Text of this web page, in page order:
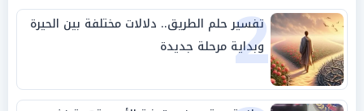
2
تفسير حلم الطريق.. دلالات مختلفة بين الحيرة
وبداية مرحلة جديدة